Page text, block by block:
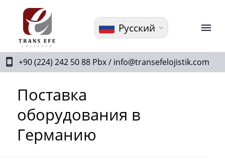
Русский
+90 (224) 242 50 88 Pbx / info@transefelojistik.com
Поставка
оборудования в
Германию